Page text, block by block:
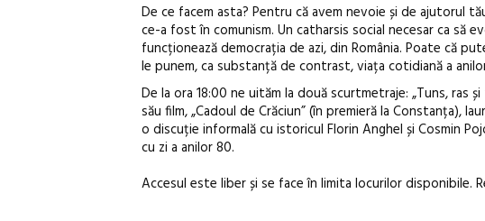
De ce facem asta? Pentru că avem nevoie și de ajutorul
ce-a fost în comunism. Un catharsis social necesar ca să
funcționează democrația de azi, din România. Poate că
le punem, ca substanță de contrast, viața cotidiană a
De la ora 18:00 ne uităm la două scurtmetraje: „Tuns, ras
său film, „Cadoul de Crăciun” (în premieră la Constanța),
o discuție informală cu istoricul Florin Anghel și Cosmin
cu zi a anilor 80.
Accesul este liber și se face în limita locurilor disponibile.